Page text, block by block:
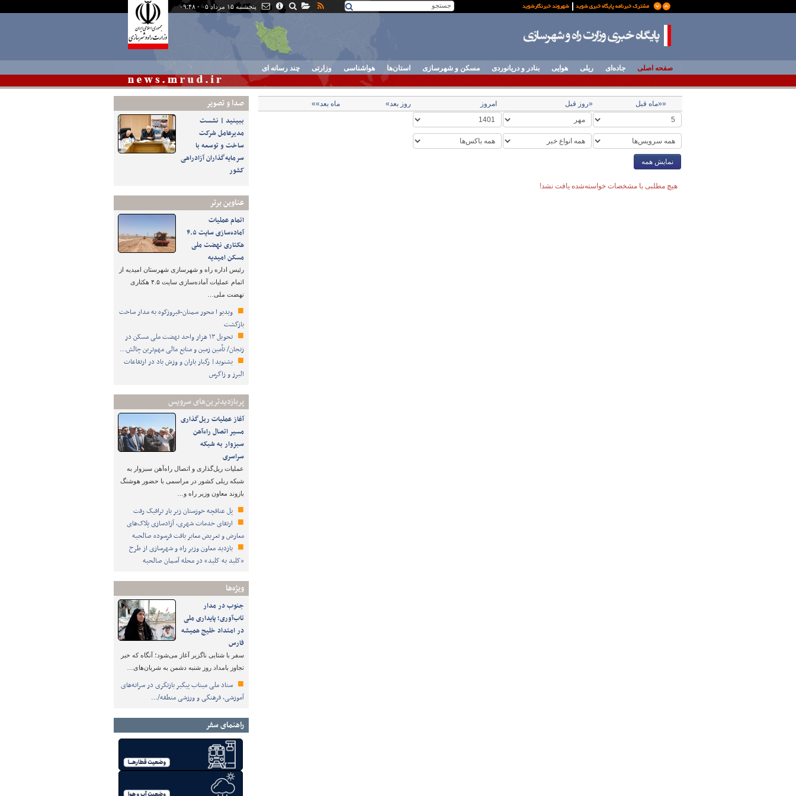
پنجشنبه ۱۵ مرداد ۰۵ - ۰۹:۴۸
صفحه اصلی جاده‌ای ریلی هوایی بنادر و دریانوردی مسکن و شهرسازی استان‌ها هواشناسی وزارتی چند رسانه ای
صدا و تصوير
ببینید | نشست
مدیرعامل شرکت
ساخت و توسعه با
سرمایه‌گذاران آزادراهی
کشور
عناوین برتر
اتمام عملیات
آماده‌سازی سایت ۴.۵
هکتاری نهضت ملی
مسکن امیدیه
رئیس اداره راه و شهرسازی شهرستان امیدیه از
اتمام عملیات آماده‌سازی سایت ۴.۵ هکتاری
نهضت ملی…
ویدیو ا محور سمنان-فیروزکوه به مدار ساخت
بازگشت
تحویل ۱۳ هزار واحد نهضت ملی مسکن در
زنجان/ تأمین زمین و منابع مالی مهم‌ترین چالش…
بشنوید| رگبار باران و وزش باد در ارتفاعات
البرز و زاگرس
پربازدیدترین‌های سرویس
آغاز عملیات ریل‌گذاری
مسیر اتصال راه‌آهن
سبزوار به شبکه
سراسری
عملیات ریل‌گذاری و اتصال راه‌آهن سبزوار به
شبکه ریلی کشور در مراسمی با حضور هوشنگ
بازوند معاون وزیر راه و…
پل عنافچه خوزستان زیر بار ترافیک رفت
ارتقای خدمات شهری، آزادسازی پلاک‌های
معارض و تعریض معابر بافت فرسوده صالحیه
بازدید معاون وزیر راه و شهرسازی از طرح
«کلید به کلید» در محله آسمان صالحیه
ویژه‌ها
جنوب در مدار
تاب‌آوری؛ پایداری ملی
در امتداد خلیج همیشه
فارس
سفر با شتابی ناگزیر آغاز می‌شود؛ آنگاه که خبر
تجاوز بامداد روز شنبه دشمن به شریان‌های…
ستاد ملی میناب پیگیر بازنگری در سرانه‌های
آموزشی، فرهنگی و ورزشی منطقه/…
راهنمای سفر
««ماه قبل «روز قبل امروز روز بعد» ماه بعد»»
نمایش همه
هیچ مطلبی با مشخصات خواسته‌شده یافت نشد!